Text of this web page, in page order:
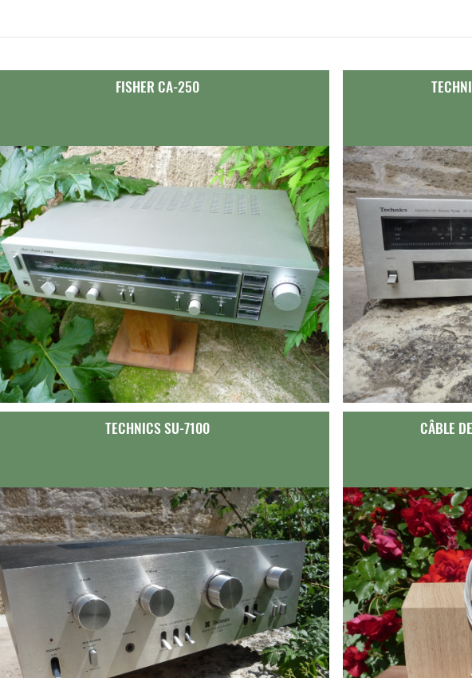
FISHER CA-250
TECHNICS SU-7100 CÂBLE